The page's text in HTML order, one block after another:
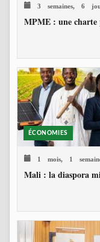
3 semaines, 6
MPME : une charte
ÉCONOMIES
1 mois, 1
Mali : la diaspora